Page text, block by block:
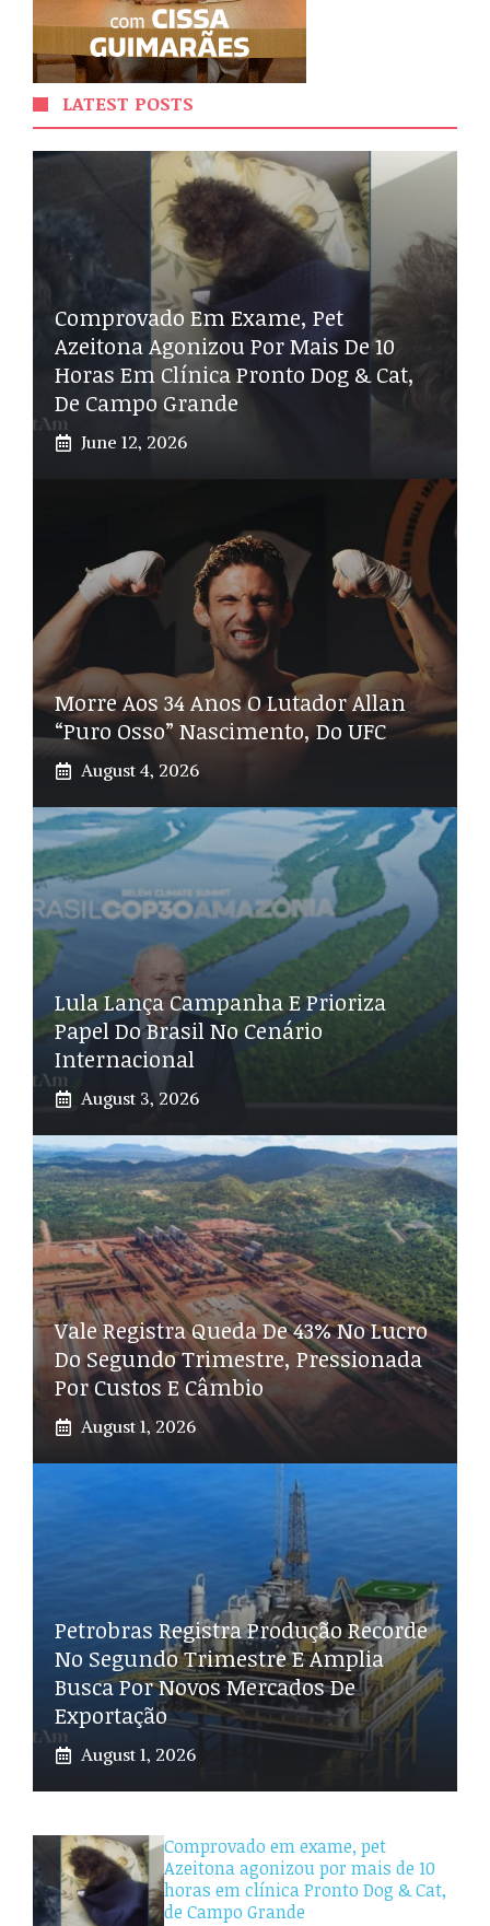
LATEST POSTS
Comprovado Em Exame, Pet
Azeitona Agonizou Por Mais De 10
Horas Em Clínica Pronto Dog & Cat,
De Campo Grande
June 12, 2026
Morre Aos 34 Anos O Lutador Allan
“Puro Osso” Nascimento, Do UFC
August 4, 2026
Lula Lança Campanha E Prioriza
Papel Do Brasil No Cenário
Internacional
August 3, 2026
Vale Registra Queda De 43% No Lucro
Do Segundo Trimestre, Pressionada
Por Custos E Câmbio
August 1, 2026
Petrobras Registra Produção Recorde
No Segundo Trimestre E Amplia
Busca Por Novos Mercados De
Exportação
August 1, 2026
Comprovado em exame, pet
Azeitona agonizou por mais de 10
horas em clínica Pronto Dog & Cat,
de Campo Grande